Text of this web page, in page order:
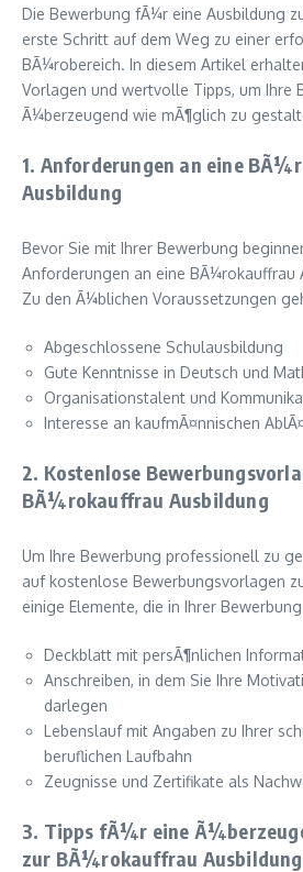
Die Bewerbung fÃ¼r eine Ausbildung
erste Schritt auf dem Weg zu einer
BÃ¼robereich. In diesem Artikel
Vorlagen und wertvolle Tipps, um Ihre
Ã¼berzeugend wie mÃ¶glich zu
1. Anforderungen an eine
Ausbildung
Bevor Sie mit Ihrer Bewerbung
Anforderungen an eine BÃ¼rokauffrau
Zu den Ã¼blichen Voraussetzungen
Abgeschlossene Schulausbildung
Gute Kenntnisse in Deutsch und
Organisationstalent und
Interesse an kaufmÃ¤nnischen
2. Kostenlose
BÃ¼rokauffrau Ausbildung
Um Ihre Bewerbung professionell zu
auf kostenlose Bewerbungsvorlagen
einige Elemente, die in Ihrer
Deckblatt mit persÃ¶nlichen
Anschreiben, in dem Sie Ihre
darlegen
Lebenslauf mit Angaben zu Ihrer
beruflichen Laufbahn
Zeugnisse und Zertifikate als
3. Tipps fÃ¼r eine
zur BÃ¼rokauffrau Ausbildung